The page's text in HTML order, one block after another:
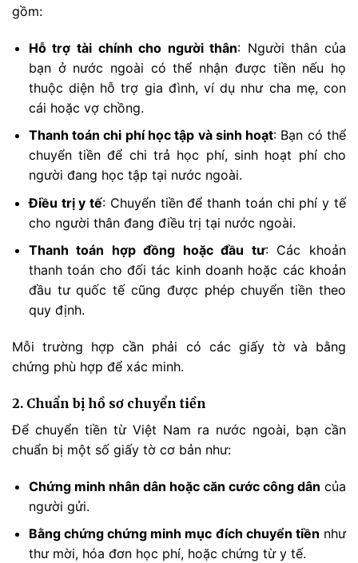
gồm:
Hỗ trợ tài chính cho người thân: Người thân của
bạn ở nước ngoài có thể nhận được tiền nếu họ
thuộc diện hỗ trợ gia đình, ví dụ như cha mẹ, con
cái hoặc vợ chồng.
Thanh toán chi phí học tập và sinh hoạt: Bạn có thể
chuyển tiền để chi trả học phí, sinh hoạt phí cho
người đang học tập tại nước ngoài.
Điều trị y tế: Chuyển tiền để thanh toán chi phí y tế
cho người thân đang điều trị tại nước ngoài.
Thanh toán hợp đồng hoặc đầu tư: Các khoản
thanh toán cho đối tác kinh doanh hoặc các khoản
đầu tư quốc tế cũng được phép chuyển tiền theo
quy định.
Mỗi trường hợp cần phải có các giấy tờ và bằng
chứng phù hợp để xác minh.
2. Chuẩn bị hồ sơ chuyển tiền
Để chuyển tiền từ Việt Nam ra nước ngoài, bạn cần
chuẩn bị một số giấy tờ cơ bản như:
Chứng minh nhân dân hoặc căn cước công dân của
người gửi.
Bằng chứng chứng minh mục đích chuyển tiền như
thư mời, hóa đơn học phí, hoặc chứng từ y tế.